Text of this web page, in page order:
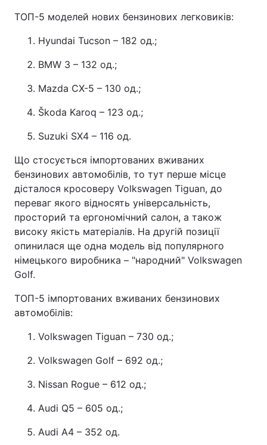
ТОП-5 моделей нових бензинових легковиків:
Hyundai Tucson – 182 од.;
BMW 3 – 132 од.;
Mazda CX-5 – 130 од.;
Škoda Karoq – 123 од.;
Suzuki SX4 – 116 од.
Що стосується імпортованих вживаних
бензинових автомобілів, то тут перше місце
дісталося кросоверу Volkswagen Tiguan, до
переваг якого відносять універсальність,
просторий та ергономічний салон, а також
високу якість матеріалів. На другій позиції
опинилася ще одна модель від популярного
німецького виробника – "народний" Volkswagen
Golf.
ТОП-5 імпортованих вживаних бензинових
автомобілів:
Volkswagen Tiguan – 730 од.;
Volkswagen Golf – 692 од.;
Nissan Rogue – 612 од.;
Audi Q5 – 605 од.;
Audi A4 – 352 од.